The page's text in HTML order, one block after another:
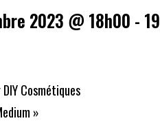
2023 @ 18h00 -
Cosmétiques
»